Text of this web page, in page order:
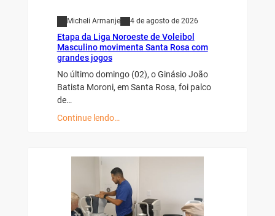
Micheli Armanje 4 de agosto de 2026
Etapa da Liga Noroeste de Voleibol
Masculino movimenta Santa Rosa com
grandes jogos
No último domingo (02), o Ginásio João
Batista Moroni, em Santa Rosa, foi palco
de…
Continue lendo…